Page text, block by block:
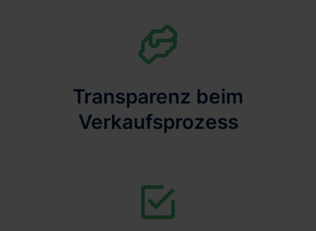
Transparenz beim
Verkaufsprozess